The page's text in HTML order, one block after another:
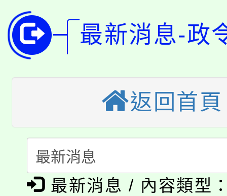
代理(課)教師甄選結果(
公告本校115學年度第
代理(課)教師甄選結果(
轉知中國文化大學推廣
《TA101》溝通分析基
程，歡迎學生輔導中心
心理、諮商輔導、社會
系所師生報名參加。
轉知苗栗縣政府辦理
縣市「校園短影音徵
門員」簡章及活動海報
踴躍報名參加。
桃園市115學年度學生
要點
「桃園市補助參觀特色
展演活動實施計畫」
115年度「教育部表揚
義教育推展貢獻獎」
公告本校115學年度第
最新消息-政
返回首頁
最新消息 / 內容類型